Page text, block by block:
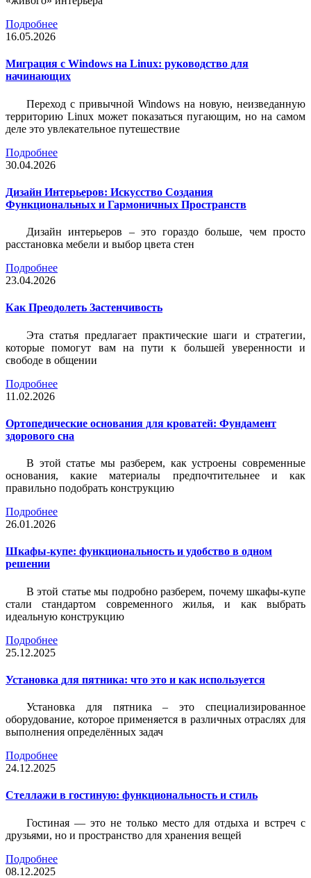
Подробнее
16.05.2026
Миграция с Windows на Linux: руководство для
начинающих
Переход с привычной Windows на новую, неизведанную
территорию Linux может показаться пугающим, но на самом
деле это увлекательное путешествие
Подробнее
30.04.2026
Дизайн Интерьеров: Искусство Создания
Функциональных и Гармоничных Пространств
Дизайн интерьеров – это гораздо больше, чем просто
расстановка мебели и выбор цвета стен
Подробнее
23.04.2026
Как Преодолеть Застенчивость
Эта статья предлагает практические шаги и стратегии,
которые помогут вам на пути к большей уверенности и
свободе в общении
Подробнее
11.02.2026
Ортопедические основания для кроватей: Фундамент
здорового сна
В этой статье мы разберем, как устроены современные
основания, какие материалы предпочтительнее и как
правильно подобрать конструкцию
Подробнее
26.01.2026
Шкафы-купе: функциональность и удобство в одном
решении
В этой статье мы подробно разберем, почему шкафы-купе
стали стандартом современного жилья, и как выбрать
идеальную конструкцию
Подробнее
25.12.2025
Установка для пятника: что это и как используется
Установка для пятника – это специализированное
оборудование, которое применяется в различных отраслях для
выполнения определённых задач
Подробнее
24.12.2025
Стеллажи в гостиную: функциональность и стиль
Гостиная — это не только место для отдыха и встреч с
друзьями, но и пространство для хранения вещей
Подробнее
08.12.2025